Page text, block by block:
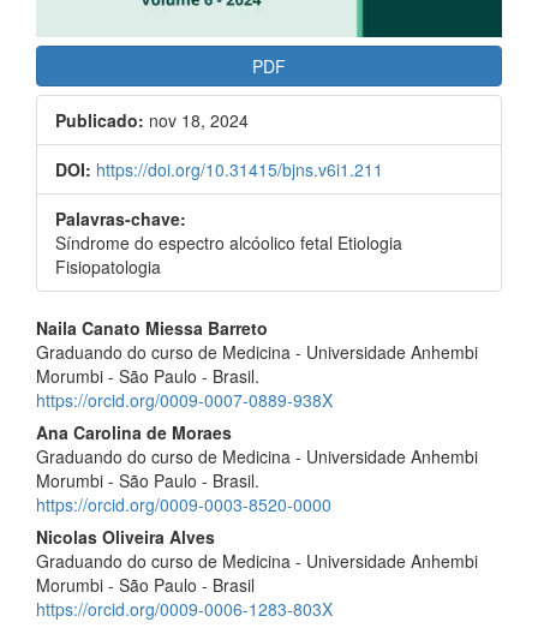
PDF
Publicado: nov 18, 2024
DOI: https://doi.org/10.31415/bjns.v6i1.211
Palavras-chave:
Síndrome do espectro alcóolico fetal Etiologia
Fisiopatologia
Conteúdo
do
artigo
principal
Naila Canato Miessa Barreto
Graduando do curso de Medicina - Universidade Anhembi
Morumbi - São Paulo - Brasil.
https://orcid.org/0009-0007-0889-938X
Ana Carolina de Moraes
Graduando do curso de Medicina - Universidade Anhembi
Morumbi - São Paulo - Brasil.
https://orcid.org/0009-0003-8520-0000
Nicolas Oliveira Alves
Graduando do curso de Medicina - Universidade Anhembi
Morumbi - São Paulo - Brasil
https://orcid.org/0009-0006-1283-803X